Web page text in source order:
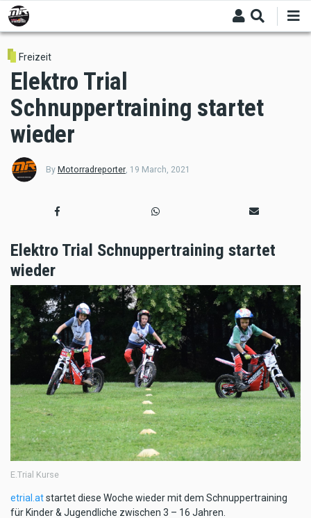
Skip
to
main
content
Freizeit
Elektro Trial
Schnuppertraining startet
wieder
By Motorradreporter, 19 March, 2021
Elektro Trial Schnuppertraining startet
wieder
E.Trial Kurse
etrial.atstartet diese Woche wieder mit dem Schnuppertraining
für Kinder & Jugendliche zwischen 3 – 16 Jahren.